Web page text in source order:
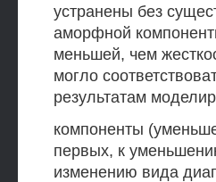
устранены без
аморфной
меньшей, чем
могло
результатам
компоненты
первых, к
изменению вида